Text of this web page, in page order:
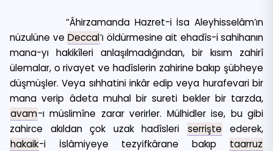
“Âhirzamanda Hazret-i İsa Aleyhisselâm’ın
nüzulüne ve Deccal’ı öldürmesine ait ehadîs-i sahihanın
mana-yı hakikîleri anlaşılmadığından, bir kısım zahirî
ülemalar, o rivayet ve hadîslerin zahirine bakıp şübheye
düşmüşler. Veya sıhhatini inkâr edip veya hurafevari bir
mana verip âdeta muhal bir sureti bekler bir tarzda,
avam-ı müslimîne zarar verirler. Mülhidler ise, bu gibi
zahirce akıldan çok uzak hadîsleri serrişte ederek,
hakaik-i İslâmiyeye tezyifkârane bakıp taarruz